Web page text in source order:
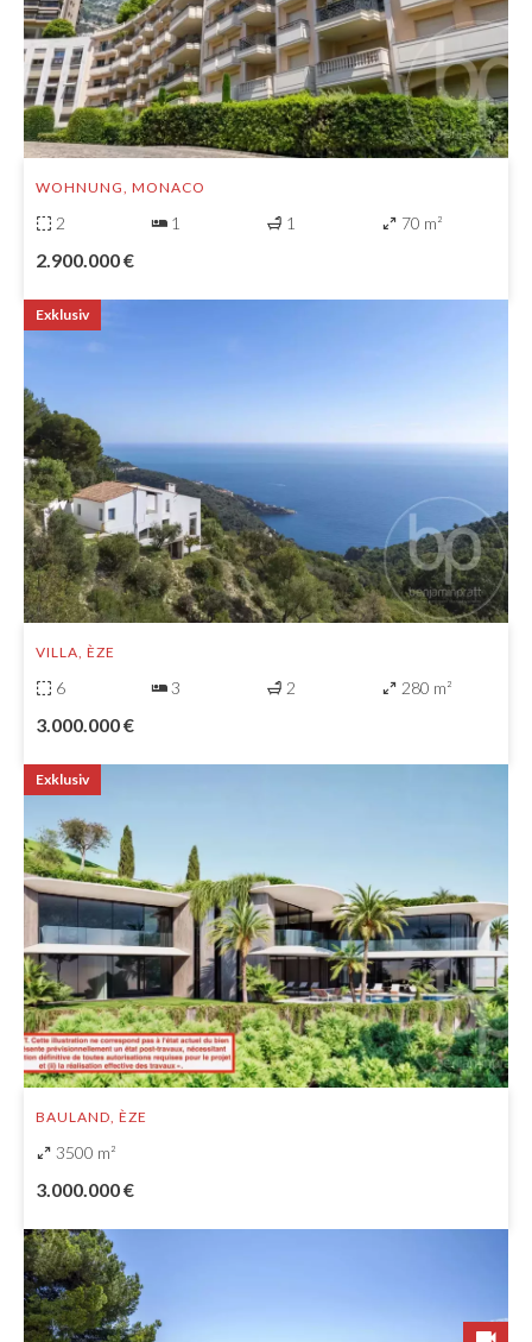
WOHNUNG, MONACO
2 1 1 70 m²
2.900.000 €
VILLA, ÈZE
6 3 2 280 m²
3.000.000 €
Exklusiv
BAULAND, ÈZE
3500 m²
3.000.000 €
Exklusiv